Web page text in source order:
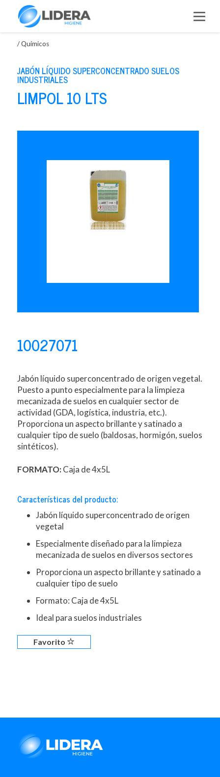
/Químicos
JABÓN LÍQUIDO SUPERCONCENTRADO SUELOS
INDUSTRIALES
LIMPOL 10 LTS
10027071
Jabón líquido superconcentrado de origen vegetal.
Puesto a punto especialmente para la limpieza
mecanizada de suelos en cualquier sector de
actividad (GDA, logística, industria, etc.).
Proporciona un aspecto brillante y satinado a
cualquier tipo de suelo (baldosas, hormigón, suelos
sintéticos).
FORMATO:Caja de 4x5L
Características del producto:
Jabón líquido superconcentrado de origen
vegetal
Especialmente diseñado para la limpieza
mecanizada de suelos en diversos sectores
Proporciona un aspecto brillante y satinado a
cualquier tipo de suelo
Formato: Caja de 4x5L
Ideal para suelos industriales
Favorito